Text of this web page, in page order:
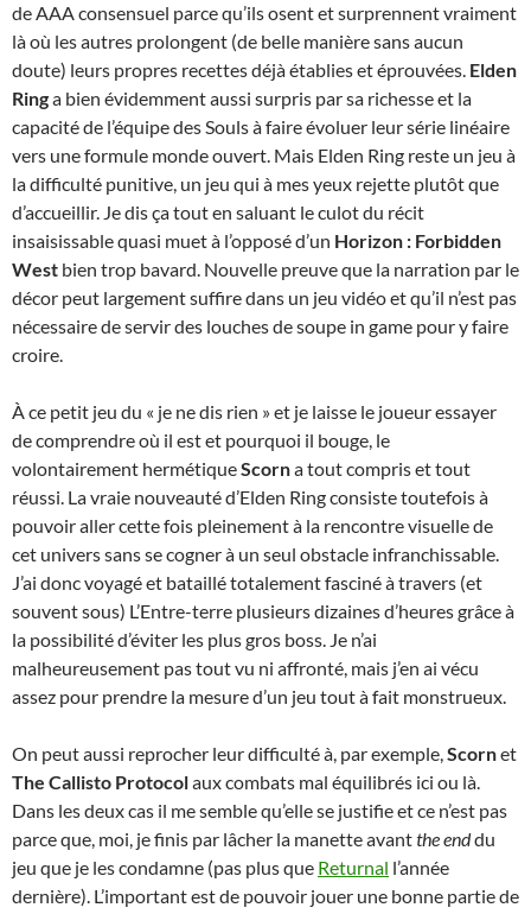
de AAA consensuel parce qu’ils osent et surprennent vraiment
là où les autres prolongent (de belle manière sans aucun
doute) leurs propres recettes déjà établies et éprouvées. Elden
Ringa bien évidemment aussi surpris par sa richesse et la
capacité de l’équipe des Souls à faire évoluer leur série linéaire
vers une formule monde ouvert. Mais Elden Ring reste un jeu à
la difficulté punitive, un jeu qui à mes yeux rejette plutôt que
d’accueillir. Je dis ça tout en saluant le culot du récit
insaisissable quasi muet à l’opposé d’un Horizon : Forbidden
West bien trop bavard. Nouvelle preuve que la narration par le
décor peut largement suffire dans un jeu vidéo et qu’il n’est pas
nécessaire de servir des louches de soupe in game pour y faire
croire.
À ce petit jeu du « je ne dis rien » et je laisse le joueur essayer
de comprendre où il est et pourquoi il bouge, le
volontairement hermétiqueScorna tout compris et tout
réussi. La vraie nouveauté d’Elden Ring consiste toutefois à
pouvoir aller cette fois pleinement à la rencontre visuelle de
cet univers sans se cogner à un seul obstacle infranchissable.
J’ai donc voyagé et bataillé totalement fasciné à travers (et
souvent sous) L’Entre-terre plusieurs dizaines d’heures grâce à
la possibilité d’éviter les plus gros boss. Je n’ai
malheureusement pas tout vu ni affronté, mais j’en ai vécu
assez pour prendre la mesure d’un jeu tout à fait monstrueux.
On peut aussi reprocher leur difficulté à, par exemple,Scornet
The Callisto Protocolaux combats mal équilibrés ici ou là.
Dans les deux cas il me semble qu’elle se justifie et ce n’est pas
parce que, moi, je finis par lâcher la manette avantthe enddu
jeu que je les condamne (pas plus que Returnal l’année
dernière). L’important est de pouvoir jouer une bonne partie de